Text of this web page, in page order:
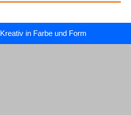
Kreativ in Farbe und Form